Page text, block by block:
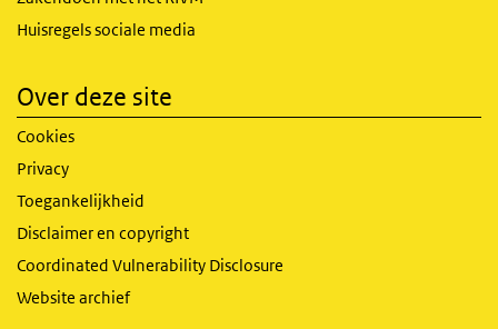
Huisregels sociale media
Over deze site
Cookies
Privacy
Toegankelijkheid
Disclaimer en copyright
Coordinated Vulnerability Disclosure
Website archief